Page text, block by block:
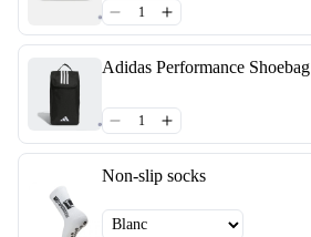
Adidas Performance Shoebag
Non-slip socks